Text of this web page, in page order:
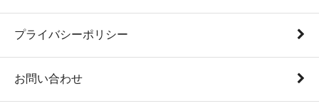
プライバシーポリシー
お問い合わせ